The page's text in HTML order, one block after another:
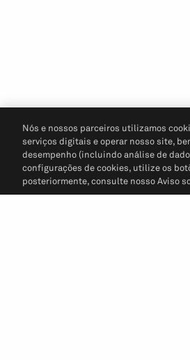
Nós e nossos parceiros utilizamos
serviços digitais e operar nosso site,
desempenho (incluindo análise de
configurações de cookies, utilize os
posteriormente, consulte nosso Aviso